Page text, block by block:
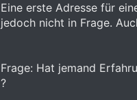
Eine erste Adresse für
jedoch nicht in Frage.
Frage: Hat jemand
?